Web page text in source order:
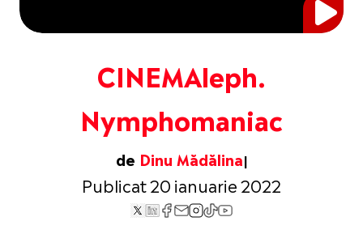
CINEMAleph.
Nymphomaniac
de Dinu Mădălina
Publicat 20 ianuarie 2022